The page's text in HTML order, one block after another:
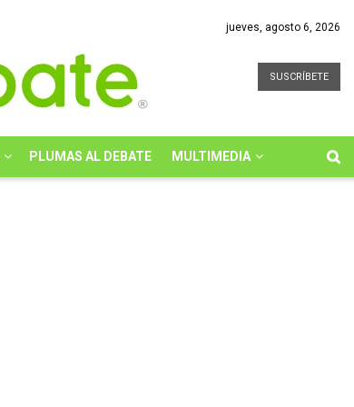
jueves, agosto 6, 2026
SUSCRÍBETE
PLUMAS AL DEBATE MULTIMEDIA